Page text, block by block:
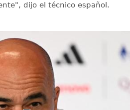
dijo el técnico español.